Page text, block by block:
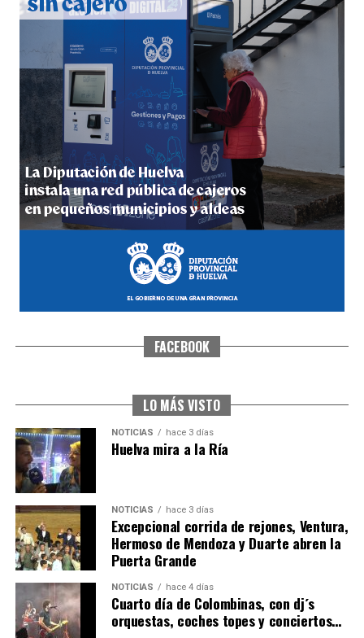
5º DÍA DE LAS FIESTAS COLOMBINAS 2026
hace 3 días·Huelvatv
CUARTA CORRIDA DE LAS FIESTAS COLOMBINAS
4º DÍA DE LAS FIESTAS COLOMBINAS 2026
hace 4 días Huelvatv
FACEBOOK
LO MÁS VISTO
NOTICIAS hace 3 días
Huelva mira a la Ría
NOTICIAS hace 3 días
Excepcional corrida de rejones, Ventura,
Hermoso de Mendoza y Duarte abren la
Puerta Grande
NOTICIAS hace 4 días
Cuarto día de Colombinas, con dj´s
orquestas, coches topes y conciertos…